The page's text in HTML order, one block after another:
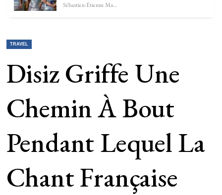
Sébastien-Étienne Marechal
TRAVEL
Disiz Griffe Une
Chemin À Bout
Pendant Lequel La
Chant Française